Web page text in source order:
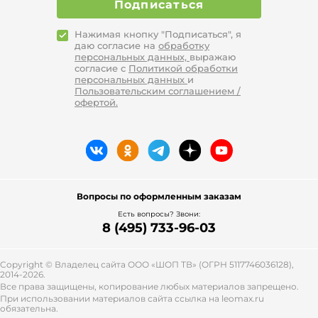
Подписаться
Нажимая кнопку "Подписаться", я
даю согласие на обработку
персональных данных, выражаю
согласие с Политикой обработки
персональных данных и
Пользовательским соглашением /
офертой.
Вопросы по оформленным заказам
Есть вопросы? Звони:
8 (495) 733-96-03
Copyright © Владелец сайта ООО «ШОП ТВ» (ОГРН 5117746036128),
2014-2026.
Все права защищены, копирование любых материалов запрещено.
При использовании материалов сайта ссылка на leomax.ru
обязательна.